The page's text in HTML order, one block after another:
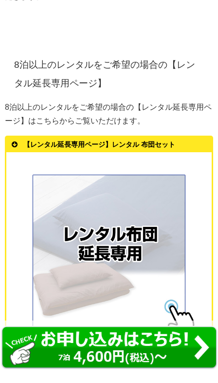
8泊以上のレンタルをご希望の場合の【レン
タル延長専用ページ】
8泊以上のレンタルをご希望の場合の【レンタル延長専用ペ
ージ】はこちらからご覧いただけます。
【レンタル延長専用ページ】レンタル 布団セット